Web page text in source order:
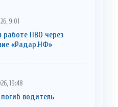
9:01
ПВО через
«Радар.НФ»
19:48
водитель